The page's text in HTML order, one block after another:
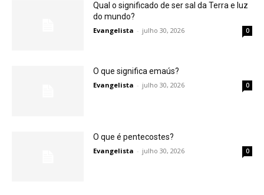
Qual o significado de ser sal da Terra e luz
do mundo?
Evangelista - julho 30, 2026 0
O que significa emaús?
Evangelista - julho 30, 2026 0
O que é pentecostes?
Evangelista - julho 30, 2026 0